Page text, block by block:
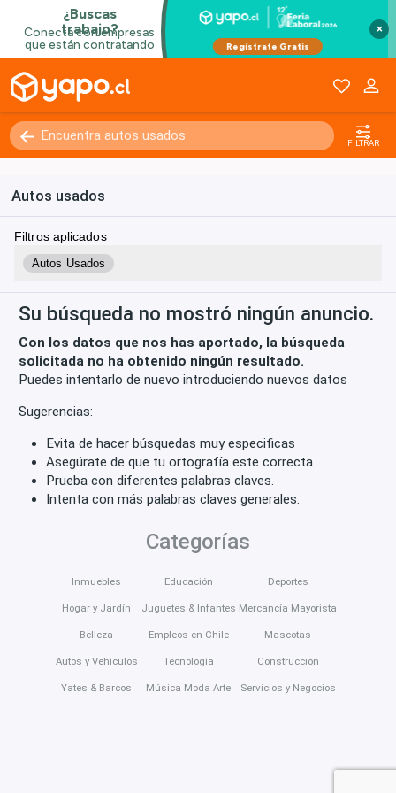
×
FILTRAR
Autos usados
Filtros aplicados
Autos Usados
Su búsqueda no mostró ningún anuncio.
Con los datos que nos has aportado, la búsqueda
solicitada no ha obtenido ningún resultado.
Puedes intentarlo de nuevo introduciendo nuevos datos
Sugerencias:
Evita de hacer búsquedas muy especificas
Asegúrate de que tu ortografía este correcta.
Prueba con diferentes palabras claves.
Intenta con más palabras claves generales.
Categorías
Inmuebles
Hogar y Jardín
Belleza
Autos y Vehículos
Yates & Barcos
Educación
Juguetes & Infantes
Empleos en Chile
Tecnología
Música Moda Arte
Deportes
Mercancía Mayorista
Mascotas
Construcción
Servicios y Negocios
Kilómetros 0 - 250000+